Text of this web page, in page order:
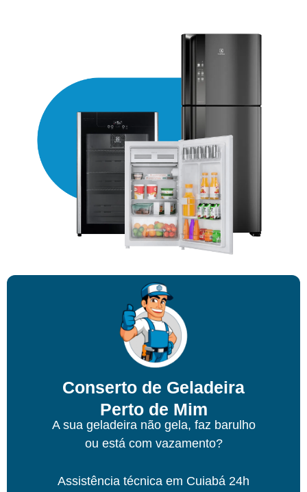
Conserto de Geladeira
Perto de Mim
A sua geladeira não gela, faz barulho
ou está com vazamento?
Assistência técnica em Cuiabá 24h